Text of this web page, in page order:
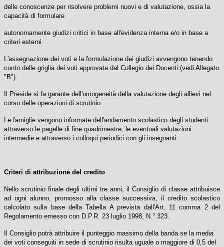
delle conoscenze per risolvere problemi nuovi e di valutazione, ossia la
capacità di formulare
autonomamente giudizi critici in base all'evidenza interna e/o in base a
criteri esterni.
L'assegnazione dei voti e la formulazione dei giudizi avvengono tenendo
conto delle griglia dei voti approvata dal Collegio dei Docenti (vedi Allegato
"B").
Il Preside si fa garante dell'omogeneità della valutazione degli allievi nel
corso delle operazioni di scrutinio.
Le famiglie vengono informate dell'andamento scolastico degli studenti
attraverso le pagelle di fine quadrimestre, le eventuali valutazioni
intermedie e attraverso i colloqui periodici con gli insegnanti.
Criteri di attribuzione del credito
Nello scrutinio finale degli ultimi tre anni, il Consiglio di classe attribuisce
ad ogni alunno, promosso alla classe successiva, il credito scolastico
calcolato sulla base della Tabella A prevista dall'Art. 11 comma 2 del
Regolamento emesso con D.P.R. 23 luglio 1998, N.° 323.
Il Consiglio potrà attribuire il punteggio massimo della banda se la media
dei voti conseguiti in sede di scrutinio risulta uguale o maggiore di 0,5 del